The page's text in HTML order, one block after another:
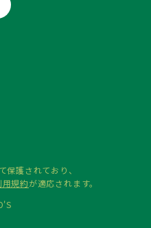
保護されており、
用規約が適応されます。